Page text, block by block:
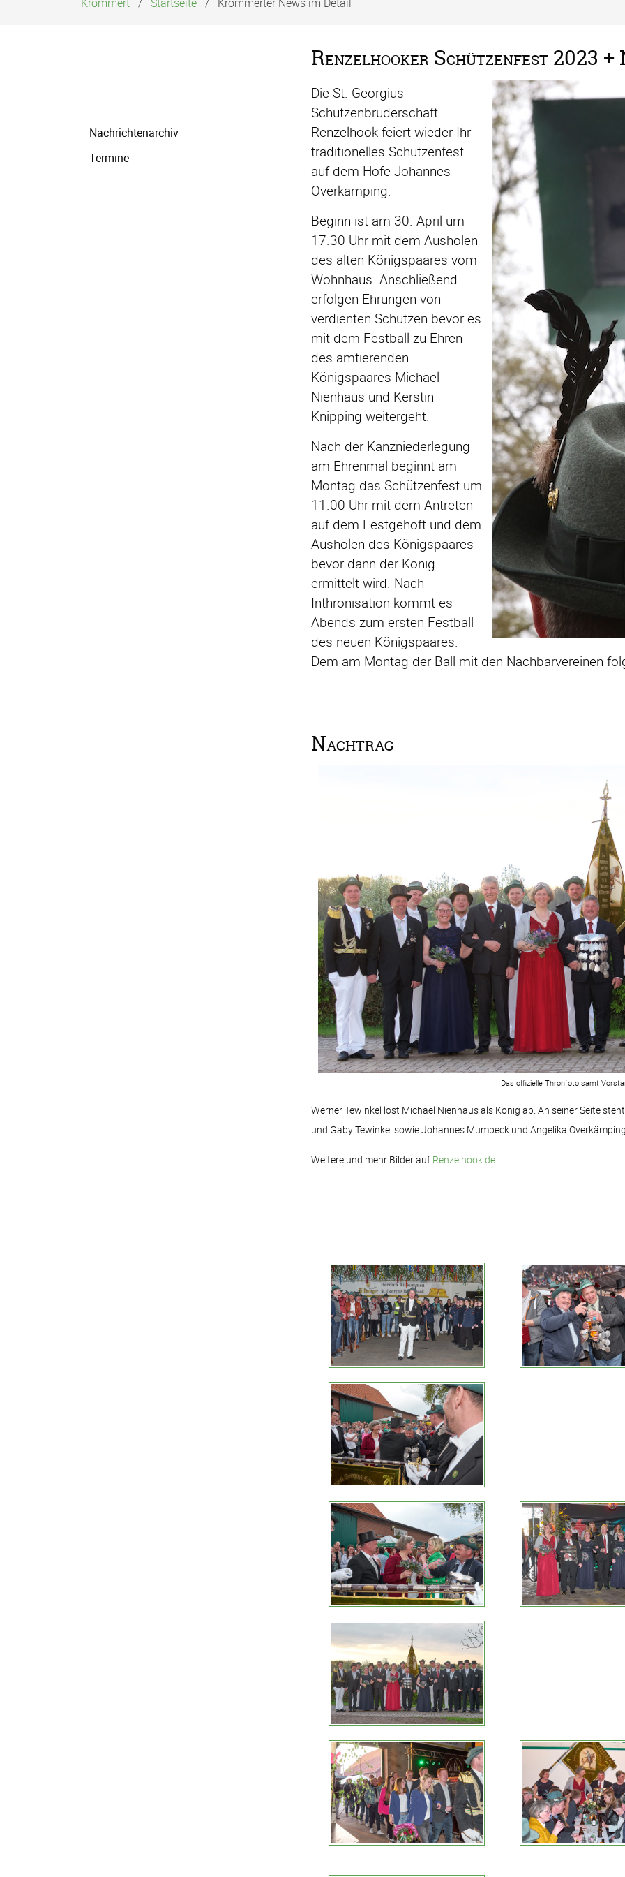
Renzelhooker Schützenfest 2023 +
Die St. Georgius
Schützenbruderschaft
Renzelhook feiert wieder Ihr
traditionelles Schützenfest
auf dem Hofe Johannes
Overkämping.
Beginn ist am 30. April um
17.30 Uhr mit dem Ausholen
des alten Königspaares vom
Wohnhaus. Anschließend
erfolgen Ehrungen von
verdienten Schützen bevor es
mit dem Festball zu Ehren
des amtierenden
Königspaares Michael
Nienhaus und Kerstin
Knipping weitergeht.
Nach der Kanzniederlegung
am Ehrenmal beginnt am
Montag das Schützenfest um
11.00 Uhr mit dem Antreten
auf dem Festgehöft und dem
Ausholen des Königspaares
bevor dann der König
ermittelt wird. Nach
Inthronisation kommt es
Abends zum ersten Festball
des neuen Königspaares.
Dem am Montag der Ball mit den Nachbarvereinen
Nachtrag
Das offizielle Thronfoto samt
Werner Tewinkel löst Michael Nienhaus als König ab. An seiner Seite
und Gaby Tewinkel sowie Johannes Mumbeck und Angelika
Weitere und mehr Bilder auf Renzelhook.de
Navigation
Nachrichtenarchiv
Termine